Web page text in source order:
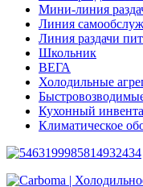
Мини-линия
Линия
Линия раздачи
Школьник
ВЕГА
Холодильные
Кухонный
Климатическое